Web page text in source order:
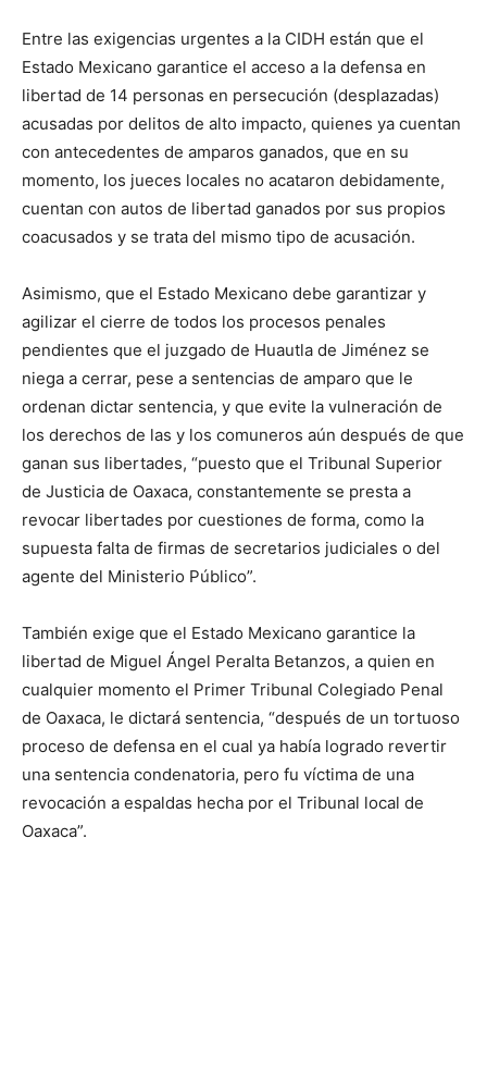
Entre las exigencias urgentes a la CIDH están que el
Estado Mexicano garantice el acceso a la defensa en
libertad de 14 personas en persecución (desplazadas)
acusadas por delitos de alto impacto, quienes ya cuentan
con antecedentes de amparos ganados, que en su
momento, los jueces locales no acataron debidamente,
cuentan con autos de libertad ganados por sus propios
coacusados y se trata del mismo tipo de acusación.
Asimismo, que el Estado Mexicano debe garantizar y
agilizar el cierre de todos los procesos penales
pendientes que el juzgado de Huautla de Jiménez se
niega a cerrar, pese a sentencias de amparo que le
ordenan dictar sentencia, y que evite la vulneración de
los derechos de las y los comuneros aún después de que
ganan sus libertades, “puesto que el Tribunal Superior
de Justicia de Oaxaca, constantemente se presta a
revocar libertades por cuestiones de forma, como la
supuesta falta de firmas de secretarios judiciales o del
agente del Ministerio Público”.
También exige que el Estado Mexicano garantice la
libertad de Miguel Ángel Peralta Betanzos, a quien en
cualquier momento el Primer Tribunal Colegiado Penal
de Oaxaca, le dictará sentencia, “después de un tortuoso
proceso de defensa en el cual ya había logrado revertir
una sentencia condenatoria, pero fu víctima de una
revocación a espaldas hecha por el Tribunal local de
Oaxaca”.